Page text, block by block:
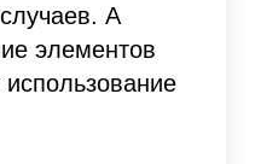
А
элементов